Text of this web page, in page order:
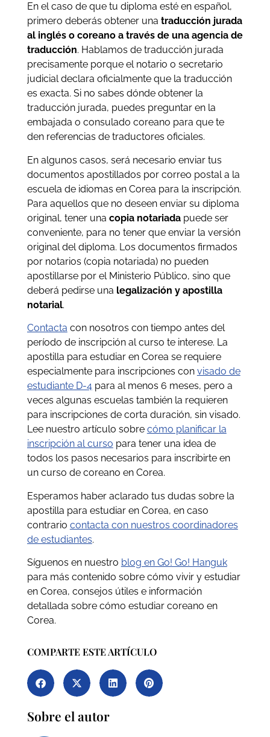
En el caso de que tu diploma esté en español,
primero deberás obtener una traducción jurada
al inglés o coreano a través de una agencia de
traducción. Hablamos de traducción jurada
precisamente porque el notario o secretario
judicial declara oficialmente que la traducción
es exacta. Si no sabes dónde obtener la
traducción jurada, puedes preguntar en la
embajada o consulado coreano para que te
den referencias de traductores oficiales.
En algunos casos, será necesario enviar tus
documentos apostillados por correo postal a la
escuela de idiomas en Corea para la inscripción.
Para aquellos que no deseen enviar su diploma
original, tener una copia notariada puede ser
conveniente, para no tener que enviar la versión
original del diploma. Los documentos firmados
por notarios (copia notariada) no pueden
apostillarse por el Ministerio Público, sino que
deberá pedirse una legalización y apostilla
notarial.
Contacta con nosotros con tiempo antes del
período de inscripción al curso te interese. La
apostilla para estudiar en Corea se requiere
especialmente para inscripciones con visado de
estudiante D-4para al menos 6 meses, pero a
veces algunas escuelas también la requieren
para inscripciones de corta duración, sin visado.
Lee nuestro artículo sobre cómo planificar la
inscripción al curso para tener una idea de
todos los pasos necesarios para inscribirte en
un curso de coreano en Corea.
Esperamos haber aclarado tus dudas sobre la
apostilla para estudiar en Corea, en caso
contrario contacta con nuestros coordinadores
de estudiantes.
Síguenos en nuestro blog en Go! Go! Hanguk
para más contenido sobre cómo vivir y estudiar
en Corea, consejos útiles e información
detallada sobre cómo estudiar coreano en
Corea.
COMPARTE ESTE ARTÍCULO
Sobre el autor